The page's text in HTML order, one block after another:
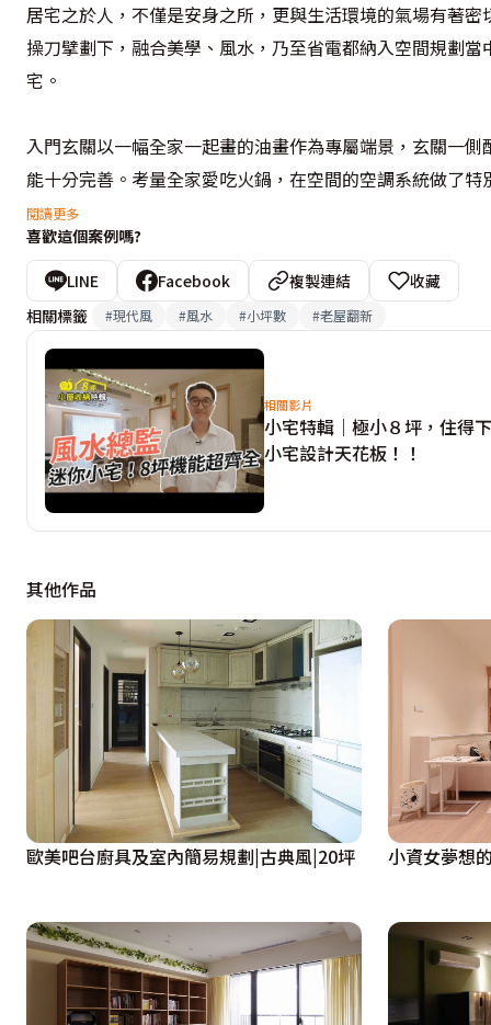
居宅之於人，不僅是安身之所，更與生活環境的氣場有著
操刀擘劃下，融合美學、風水，乃至省電都納入空間規劃
宅。
入門玄關以一幅全家一起畫的油畫作為專屬端景，玄關一
能十分完善。考量全家愛吃火鍋，在空間的空調系統做了
間，將所有管線藏在橫亙中間的大樑裡，在佛堂的關鍵開
家中空氣清新，搭配張尊豪風水總監自己親手所做的24K金
將全室風水最好的地方，特別隔出1.5坪做為兒子房，並配
能增進親子互動。兒子房間收納了28隻自己組裝的鋼彈模
來擺他的玩具跟相機。書桌旁房門後面，則巧妙規劃收納
了音響迴路，方便播放音樂，培養孩子的音感；房門口一
家中備有佛堂，設置在兒子房對面，因兒子房氣場佳，彼
的音響環繞，下方沙發區成為一處慵懶的放空角落，與前
域。
主臥空間採半開放設計，坪數有限的情況下，在床頭櫃和
自收納。介於主臥和餐廳的上樑角料，也巧妙地預留未來
將原來的鐵窗陽台進行改裝，並增加畸零空間的儲放，不
的櫃子，中間為移動式櫃體，充分利用空間做收納。白天
燈源+空調+音響。
此外，張尊豪風水總監擅長做節電設計，於空間配電上做
住得舒適且有品質，８坪空間擁２房充足機能，智能節電，
閱讀更多
喜歡這個案例嗎?
LINE Facebook 複製連結
收藏
相關標籤
#現代風 #風水 #小坪數 #老屋翻新
相關影片
小宅特輯｜極小８坪，住得
小宅設計天花板！！
其他作品
歐美吧台廚具及室內簡易規劃|古典風|20坪 小資女夢想